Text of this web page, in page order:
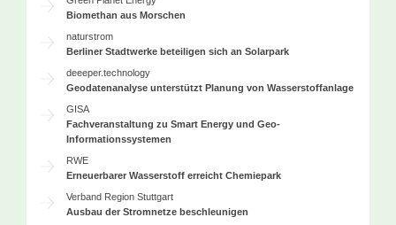
Biomethan aus Morschen
naturstrom
Berliner Stadtwerke beteiligen sich an Solarpark
deeeper.technology
Geodatenanalyse unterstützt Planung von Wasserstoffanlage
GISA
Fachveranstaltung zu Smart Energy und Geo-
Informationssystemen
RWE
Erneuerbarer Wasserstoff erreicht Chemiepark
Verband Region Stuttgart
Ausbau der Stromnetze beschleunigen